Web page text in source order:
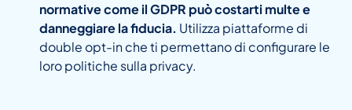
normative come il GDPR può costarti multe e
danneggiare la fiducia. Utilizza piattaforme di
double opt-in che ti permettano di configurare le
loro politiche sulla privacy.